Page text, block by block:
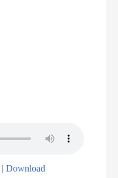
|Download